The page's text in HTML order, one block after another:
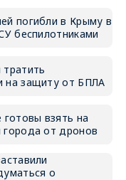
погибли в Крыму в
беспилотниками
на защиту от БПЛА
взять на
от дронов
о